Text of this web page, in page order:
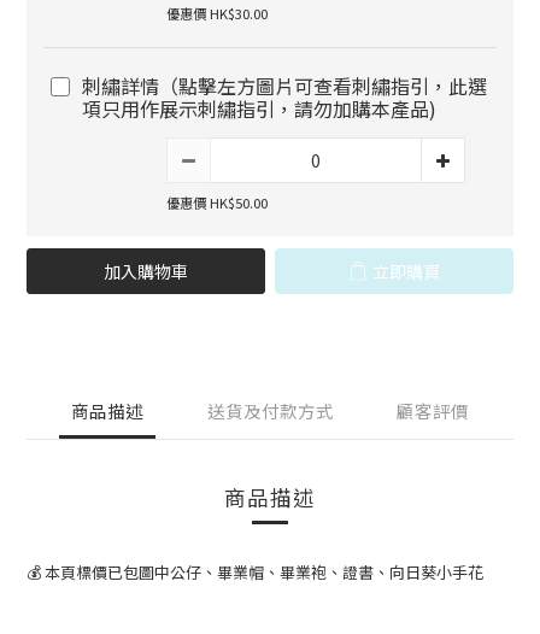
優惠價 HK$30.00
刺繡詳情（點擊左方圖片可查看刺繡指引，此選
項只用作展示刺繡指引，請勿加購本產品)
優惠價 HK$50.00
加入購物車 立即購買
商品描述 送貨及付款方式 顧客評價
商品描述
💰 本頁標價已包圖中公仔、畢業帽、畢業袍、證書、向日葵小手花